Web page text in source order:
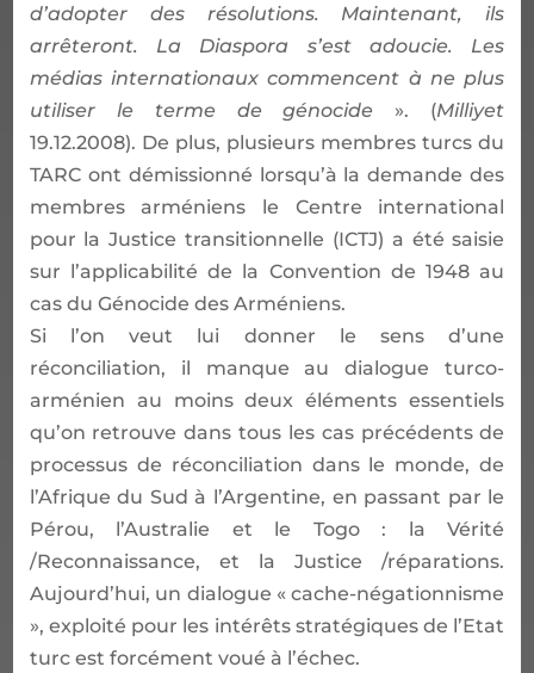
d’adopter des résolutions. Maintenant, ils
arrêteront. La Diaspora s’est adoucie. Les
médias internationaux commencent à ne plus
utiliser le terme de génocide ». (Milliyet
19.12.2008). De plus, plusieurs membres turcs du
TARC ont démissionné lorsqu’à la demande des
membres arméniens le Centre international
pour la Justice transitionnelle (ICTJ) a été saisie
sur l’applicabilité de la Convention de 1948 au
cas du Génocide des Arméniens.
Si l’on veut lui donner le sens d’une
réconciliation, il manque au dialogue turco-
arménien au moins deux éléments essentiels
qu’on retrouve dans tous les cas précédents de
processus de réconciliation dans le monde, de
l’Afrique du Sud à l’Argentine, en passant par le
Pérou, l’Australie et le Togo : la Vérité
/Reconnaissance, et la Justice /réparations.
Aujourd’hui, un dialogue « cache-négationnisme
», exploité pour les intérêts stratégiques de l’Etat
turc est forcément voué à l’échec.